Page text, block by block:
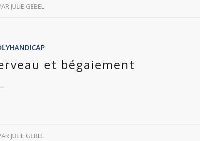
JULIE GEBEL
et bégaiement
JULIE GEBEL